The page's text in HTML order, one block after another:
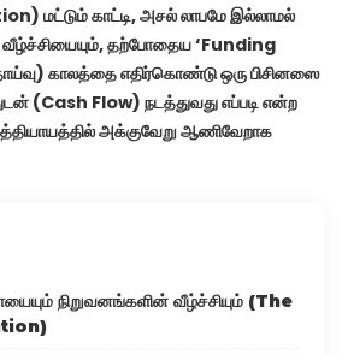
மட்டும் காட்டி, அசல் லாபமே இல்லாமல்
தற்போதைய ‘Funding
காலத்தை எதிர்கொண்டு ஒரு பிசினஸை
(Cash Flow) நடத்துவது எப்படி என்ற
அக்குவேறு ஆணிவேறாக
நிறுவனங்களின் வீழ்ச்சியும் (The